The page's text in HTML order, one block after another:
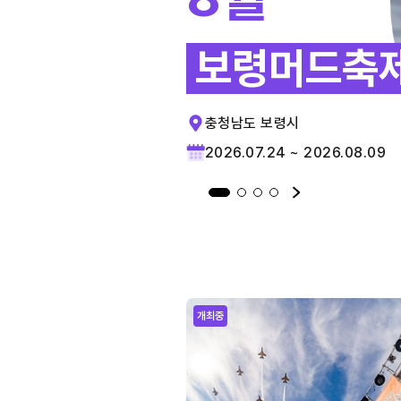
보령머드축
충청남도 보령시
2026.07.24 ~ 2026.08.09
개최중